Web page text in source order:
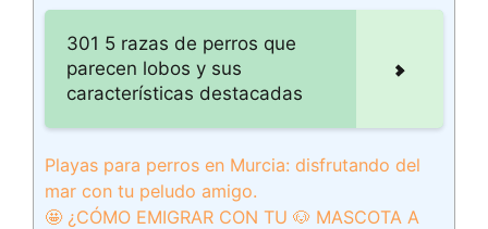
301 5 razas de perros que
parecen lobos y sus
características destacadas
Playas para perros en Murcia: disfrutando del
mar con tu peludo amigo.
🤩 ¿CÓMO EMIGRAR CON TU 🐶 MASCOTA A